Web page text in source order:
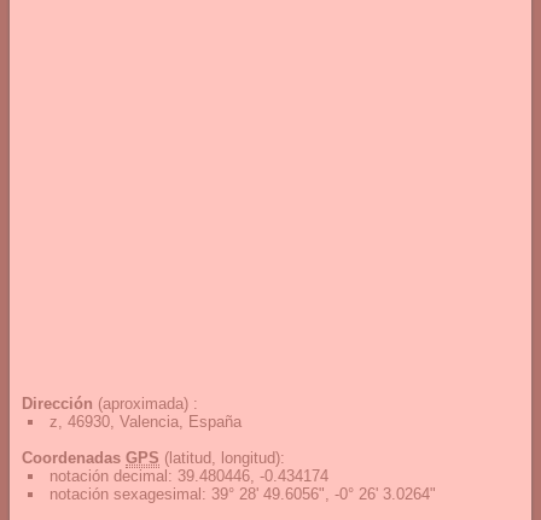
Dirección (aproximada) :
z, 46930, Valencia, España
Coordenadas GPS (latitud, longitud):
notación decimal : 39.480446, -0.434174
notación sexagesimal : 39° 28' 49.6056", -0° 26' 3.0264"